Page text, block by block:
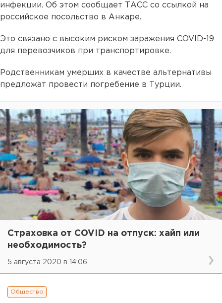
инфекции. Об этом сообщает ТАСС со ссылкой на
российское посольство в Анкаре.
Это связано с высоким риском заражения COVID-19
для перевозчиков при транспортировке.
Родственникам умерших в качестве альтернативы
предложат провести погребение в Турции.
Страховка от COVID на отпуск: хайп или
необходимость?
5 августа 2020 в 14:06
Общество